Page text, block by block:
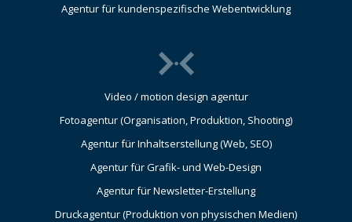
Agentur für kundenspezifische Webentwicklung
Video / motion design agentur
Fotoagentur (Organisation, Produktion, Shooting)
Agentur für Inhaltserstellung (Web, SEO)
Agentur für Grafik- und Web-Design
Agentur für Newsletter-Erstellung
Druckagentur (Produktion von physischen Medien)